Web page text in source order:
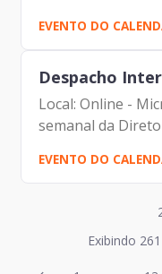
EVENTO DO
Despacho
Local: Online -
semanal da
Presidente |
EVENTO DO
Exibindo